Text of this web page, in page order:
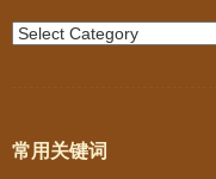
常用关键词